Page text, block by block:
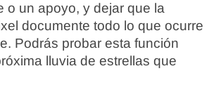
o un apoyo, y dejar que la
documente todo lo que ocurre
Podrás probar esta función
lluvia de estrellas que